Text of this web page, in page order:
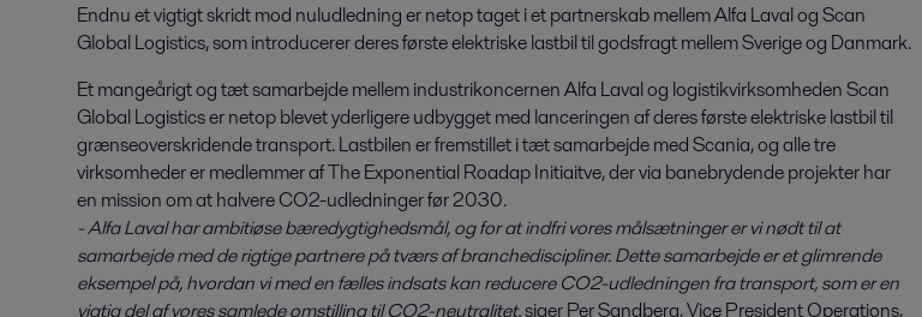
Endnu et vigtigt skridt mod nuludledning er netop taget i et partnerskab mellem Alfa Laval og Scan
Global Logistics, som introducerer deres første elektriske lastbil til godsfragt mellem Sverige og Danmark.
Et mangeårigt og tæt samarbejde mellem industrikoncernen Alfa Laval og logistikvirksomheden Scan
Global Logistics er netop blevet yderligere udbygget med lanceringen af deres første elektriske lastbil til
grænseoverskridende transport. Lastbilen er fremstillet i tæt samarbejde med Scania, og alle tre
virksomheder er medlemmer af The Exponential Roadap Initiaitve, der via banebrydende projekter har
en mission om at halvere CO2-udledninger før 2030.
- Alfa Laval har ambitiøse bæredygtighedsmål, og for at indfri vores målsætninger er vi nødt til at
samarbejde med de rigtige partnere på tværs af branchediscipliner. Dette samarbejde er et glimrende
eksempel på, hvordan vi med en fælles indsats kan reducere CO2-udledningen fra transport, som er en
vigtig del af vores samlede omstilling til CO2-neutralitet,siger Per Sandberg, Vice President Operations,